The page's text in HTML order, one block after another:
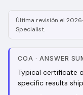
Última revisión el
Specialist.
COA · ANSWER
Typical certificate
specific results